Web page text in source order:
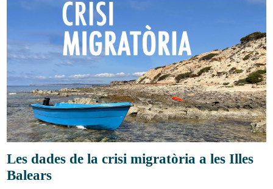
Les dades de la crisi migratòria a les Illes
Balears